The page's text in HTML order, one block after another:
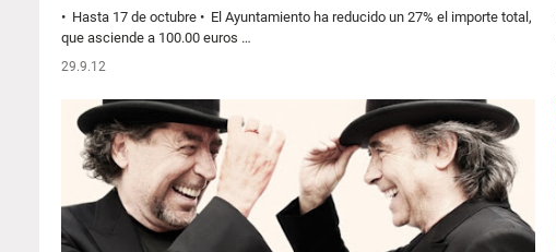
• Hasta 17 de octubre • El Ayuntamiento ha reducido un 27% el importe total,
que asciende a 100.00 euros …
29.9.12